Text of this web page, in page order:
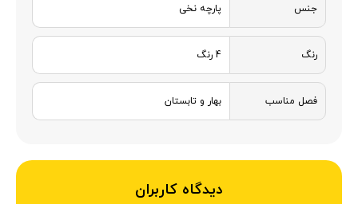
جنس پارچه نخی
رنگ 4 رنگ
فصل مناسب بهار و تابستان
دیدگاه کاربران